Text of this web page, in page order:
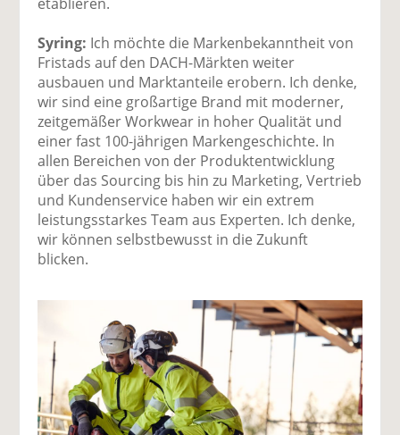
Syring: Ich möchte die Markenbekanntheit von
Fristads auf den DACH-Märkten weiter
ausbauen und Marktanteile erobern. Ich denke,
wir sind eine großartige Brand mit moderner,
zeitgemäßer Workwear in hoher Qualität und
einer fast 100-jährigen Markengeschichte. In
allen Bereichen von der Produktentwicklung
über das Sourcing bis hin zu Marketing, Vertrieb
und Kundenservice haben wir ein extrem
leistungsstarkes Team aus Experten. Ich denke,
wir können selbstbewusst in die Zukunft
blicken.